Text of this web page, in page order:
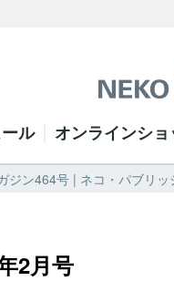
ル オンラインショ
ジン464号 | ネコ・パブリ
2月号